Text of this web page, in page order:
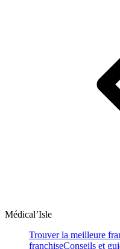
Médical’Isle
Trouver la meilleure
franchiseConseils et